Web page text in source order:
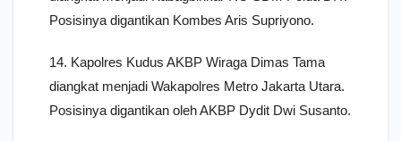
Posisinya digantikan Kombes Aris Supriyono.
14. Kapolres Kudus AKBP Wiraga Dimas Tama
diangkat menjadi Wakapolres Metro Jakarta Utara.
Posisinya digantikan oleh AKBP Dydit Dwi Susanto.